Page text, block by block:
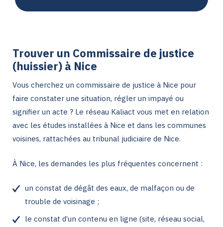
Trouver un Commissaire de justice
(huissier) à Nice
Vous cherchez un commissaire de justice à Nice pour
faire constater une situation, régler un impayé ou
signifier un acte ? Le réseau Kaliact vous met en relation
avec les études installées à Nice et dans les communes
voisines, rattachées au tribunal judiciaire de Nice.
À Nice, les demandes les plus fréquentes concernent :
un constat de dégât des eaux, de malfaçon ou de
trouble de voisinage ;
le constat d’un contenu en ligne (site, réseau social,